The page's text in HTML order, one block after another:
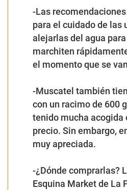
-Las recomendaciones
para el cuidado de las
alejarlas del agua
marchiten
el momento que se
-Muscatel también
con un racimo de 600
tenido mucha acogida
precio. Sin embargo,
muy apreciada.
-¿Dónde comprarlas?
Esquina Market de La